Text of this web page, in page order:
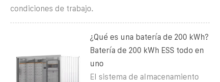
condiciones de trabajo.
¿Qué es una batería de 200 kWh?
Batería de 200 kWh ESS todo en
uno
El sistema de almacenamiento